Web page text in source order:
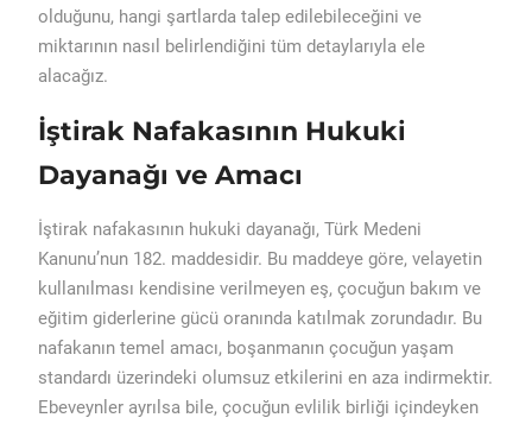
olduğunu, hangi şartlarda talep edilebileceğini ve
miktarının nasıl belirlendiğini tüm detaylarıyla ele
alacağız.
İştirak Nafakasının Hukuki
Dayanağı ve Amacı
İştirak nafakasının hukuki dayanağı, Türk Medeni
Kanunu’nun 182. maddesidir. Bu maddeye göre, velayetin
kullanılması kendisine verilmeyen eş, çocuğun bakım ve
eğitim giderlerine gücü oranında katılmak zorundadır. Bu
nafakanın temel amacı, boşanmanın çocuğun yaşam
standardı üzerindeki olumsuz etkilerini en aza indirmektir.
Ebeveynler ayrılsa bile, çocuğun evlilik birliği içindeyken